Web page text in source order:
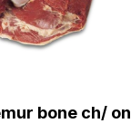
bone ch/ on